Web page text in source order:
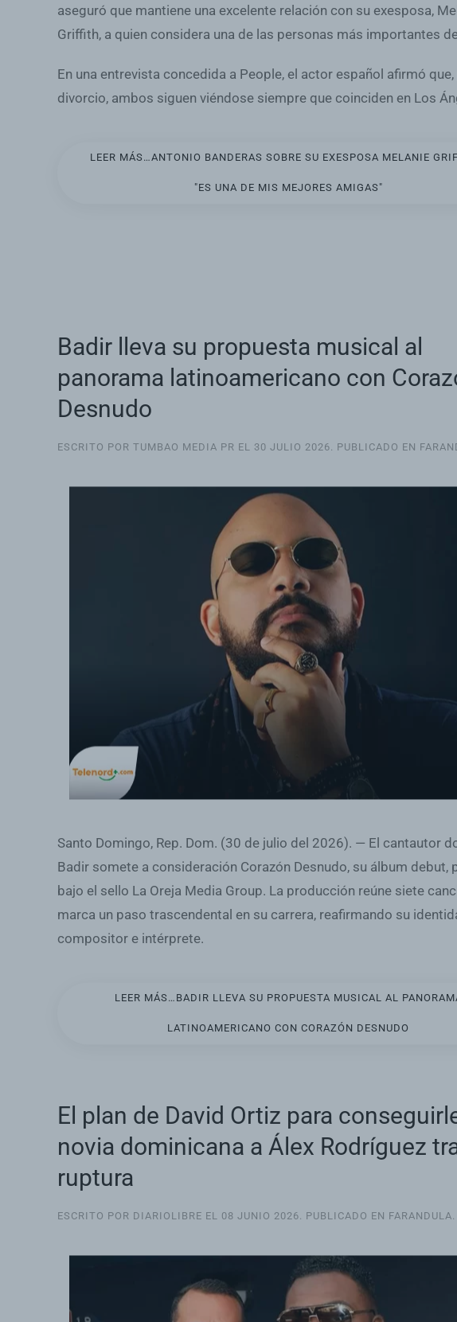
aseguró que mantiene una excelente relación con su exesposa,
Griffith, a quien considera una de las personas más importantes
En una entrevista concedida a People, el actor español afirmó que,
divorcio, ambos siguen viéndose siempre que coinciden en Los
LEER MÁS…ANTONIO BANDERAS SOBRE SU EXESPOSA MELANIE
"ES UNA DE MIS MEJORES AMIGAS"
Badir lleva su propuesta musical al
panorama latinoamericano con
Desnudo
ESCRITO POR TUMBAO MEDIA PR EL 30 JULIO 2026. PUBLICADO EN
Santo Domingo, Rep. Dom. (30 de julio del 2026). — El cantautor
Badir somete a consideración Corazón Desnudo, su álbum debut,
bajo el sello La Oreja Media Group. La producción reúne siete
marca un paso trascendental en su carrera, reafirmando su
compositor e intérprete.
LEER MÁS…BADIR LLEVA SU PROPUESTA MUSICAL AL
LATINOAMERICANO CON CORAZÓN DESNUDO
El plan de David Ortiz para
novia dominicana a Álex Rodríguez
ruptura
ESCRITO POR DIARIOLIBRE EL 08 JUNIO 2026. PUBLICADO EN FARANDULA.